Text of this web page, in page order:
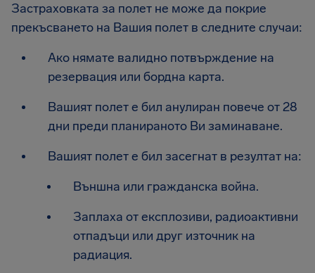
Застраховката за полет не може да покрие
прекъсването на Вашия полет в следните случаи:
Ако нямате валидно потвърждение на
резервация или бордна карта.
Вашият полет е бил анулиран повече от 28
дни преди планираното Ви заминаване.
Вашият полет е бил засегнат в резултат на:
Външна или гражданска война.
Заплаха от експлозиви, радиоактивни
отпадъци или друг източник на
радиация.